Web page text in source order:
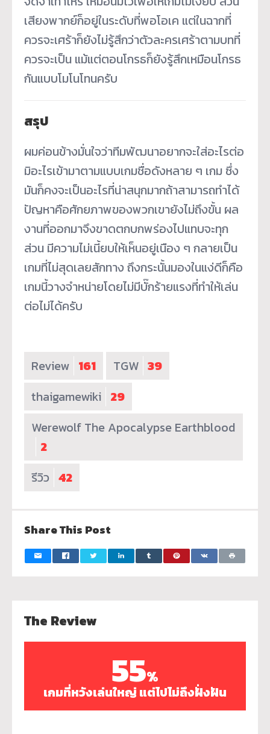
เสียงพากย์ก็อยู่ในระดับที่พอโอเค แต่ในฉากที่
ควรจะเศร้าก็ยังไม่รู้สึกว่าตัวละครเศร้าตามบทที่
ควรจะเป็น แม้แต่ตอนโกรธก็ยังรู้สึกเหมือนโกรธ
กันแบบโมโนโทนครับ
สรุป
ผมค่อนข้างมั่นใจว่าทีมพัฒนาอยากจะใส่อะไรต่อ
มิอะไรเข้ามาตามแบบเกมชื่อดังหลาย ๆ เกม ซึ่ง
มันก็คงจะเป็นอะไรที่น่าสนุกมากถ้าสามารถทำได้
ปัญหาคือศักยภาพของพวกเขายังไม่ถึงขั้น ผล
งานที่ออกมาจึงขาดตกบกพร่องไปแทบจะทุก
ส่วน มีความไม่เนี้ยบให้เห็นอยู่เนือง ๆ กลายเป็น
เกมที่ไม่สุดเลยสักทาง ถึงกระนั้นมองในแง่ดีก็คือ
เกมนี้วางจำหน่ายโดยไม่มีบั๊กร้ายแรงที่ทำให้เล่น
ต่อไม่ได้ครับ
Review 161 TGW 39
thaigamewiki 29
Werewolf The Apocalypse Earthblood
2
รีวิว 42
Share This Post
The Review
55%
เกมที่หวังเล่นใหญ่ แต่ไปไม่ถึงฝั่งฝัน